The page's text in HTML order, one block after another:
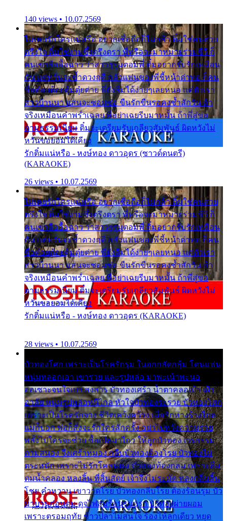
140 views • 10.07.2569
ไม่เคยรักใครแน่หรือ อยากเชื่อถือก็ไม่กล้า ติ๋มใช่คนสวย
ตรึงใจ ติ๋มใช่งามซึ้งตรึงตรา พี่หรือจะมาหมายร่วมชีวี ก็
คนเขาลืออื้อฉาว ว่าสาวๆรุมตอมพี่ ติ๋มอยากรับรักเหมือน
กัน แต่หวั่นจะช้ำดวงฤดี กลัวแฟนของพี่ชี้หน้าด่าทอ ก็คน
ชื่อต๋อยต้อยตุ้มตุ๋ยต่าย พี่ยังลืมได้ง่ายๆเลยหนอ แค่ตัวเรา
สาวบ้านนา แสนจะซอมซ่อ ขืนรักขืนรอคงช้ำสักวัน ถ้า
จริงเหมือนคำพร่ำเฉลย พี่อย่าเฉยรีบมาหมั้น ถ้าพี่สู่ขอ
ตามธรรมเนียม ติ๋มจะเตรียมรับเกลียวสัมพันธ์ ผิดหวังไม่
หวั่นขอยอมได้เคียง
รักติ๋มแน่หรือ - หงษ์ทอง ดาวอุดร (ซาวด์ดนตรี)
(KARAOKE)
26 views • 10.07.2569
ไม่เคยรักใครแน่หรือ อยากเชื่อถือก็ไม่กล้า ติ๋มใช่คนสวย
ตรึงใจ ติ๋มใช่งามซึ้งตรึงตรา พี่หรือจะมาหมายร่วมชีวี ก็
คนเขาลืออื้อฉาว ว่าสาวๆรุมตอมพี่ ติ๋มอยากรับรักเหมือน
กัน แต่หวั่นจะช้ำดวงฤดี กลัวแฟนของพี่ชี้หน้าด่าทอ ก็คน
ชื่อต๋อยต้อยตุ้มตุ๋ยต่าย พี่ยังลืมได้ง่ายๆเลยหนอ แค่ตัวเรา
สาวบ้านนา แสนจะซอมซ่อ ขืนรักขืนรอคงช้ำสักวัน ถ้า
จริงเหมือนคำพร่ำเฉลย พี่อย่าเฉยรีบมาหมั้น ถ้าพี่สู่ขอ
ตามธรรมเนียม ติ๋มจะเตรียมรับเกลียวสัมพันธ์ ผิดหวังไม่
หวั่นขอยอมได้เคียง
รักติ๋มแน่หรือ - หงษ์ทอง ดาวอุดร (KARAOKE)
28 views • 10.07.2569
บัวทองโศก เพราะเป็นโรครักรุม ในอกกลัดกลุ้ม โดนแฟน
หนุ่มหลอกเอา เขารวย และรูปหล่อ มาพะเน้าพะนอ
ออเซาะจนใจเบา สงสาร บัวทองเศร้า น้ำตาคลอเบ้า เฝ้า
อาลัย หนุ่มรูปหล่อหนีไกล หัวใจบัวทองระรวย บัวทองโศก
เพราะเป็นโรครักจาง ชีวิตเคว้งคว้าง เมื่อรักห่างร้างไกล
แม่ก็บอก พ่อก็สั่งจะรักใครสักครั้ง อย่าไปหวังความรวย
พลั้งไปใครจะช่วย ซื้อเปลมาไกว ให้ลูกบัวทอง เวรกรรม
ตามสนอง จึงเศร้าหมอง กลีบบัวทองต้องโรย บัวทองไม่
ตระหนัก เพราะไม่รักโคลนตม บัวทองท้องกลม เพราะลืม
ตมน้ำคลอง หลงลิ้น ที่สิ้นสัตย์ เจ้าจึงไม่ระมัด หลงกลิ่นลิ้น
โชย คำหวาน เขาวาดโรย บัวทองกลีบโรย ต้องร้อนรุม บัว
มาบานก่อนตูม ดุจไฟสุมร้อนรุมอุรา บัวทองผ่ายผอม
เพราะตรอมฤทัย ข้าวปลาไม่สนใจ ร้องไห้ลูกเดียว หยุด